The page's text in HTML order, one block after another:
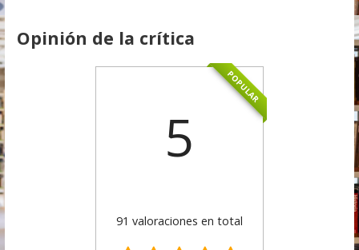
Opinión de la crítica
POPULAR
5
91 valoraciones en total